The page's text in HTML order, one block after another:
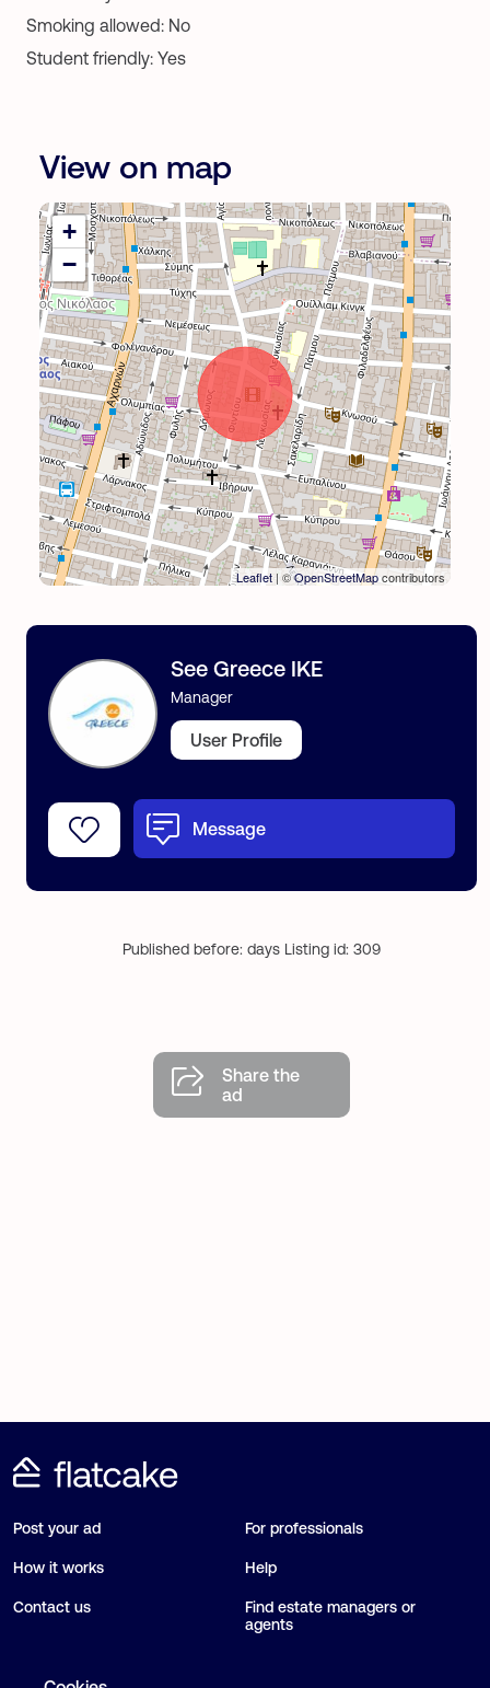
Smoking allowed: No
Student friendly: Yes
View on map
+
−
Leaflet | ©OpenStreetMapcontributors
See Greece IKE
Manager
User Profile
Message
Published before: days Listing id: 309
Share the
ad
Post your ad For professionals
How it works Help
Contact us
Find estate managers or
agents